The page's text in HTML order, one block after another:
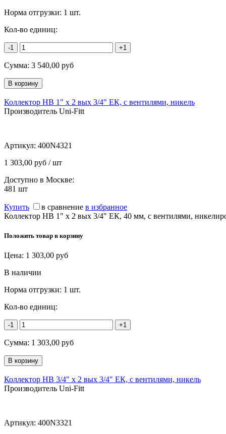
Норма отгрузки: 1 шт.
Кол-во единиц:
-1 +1
Сумма: 3 540,00 руб
Коллектор НВ 1" х 2 вых 3/4" ЕК, с вентилями, никель
Производитель Uni-Fitt
Артикул: 400N4321
1 303,00 руб / шт
Доступно в Москве:
481 шт
Купить в сравнение в избранное
Коллектор НВ 1" х 2 вых 3/4" ЕК, 40 мм, с вентилями,
Положить товар в корзину
Цена: 1 303,00 руб
В наличии
Норма отгрузки: 1 шт.
Кол-во единиц:
-1 +1
Сумма: 1 303,00 руб
Коллектор НВ 3/4" х 2 вых 3/4" ЕК, с вентилями, никель
Производитель Uni-Fitt
Артикул: 400N3321